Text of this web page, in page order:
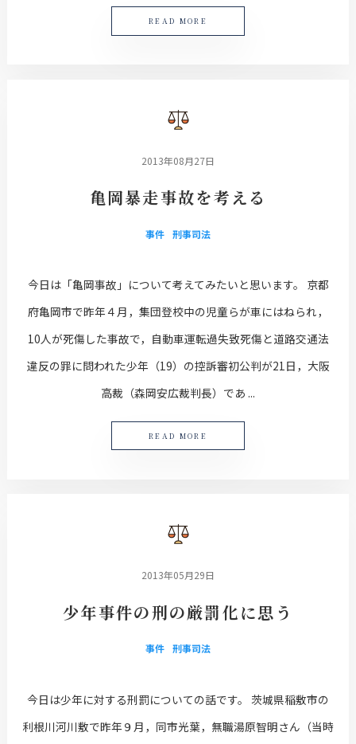
READ MORE
2013年08月27日
亀岡暴走事故を考える
事件 刑事司法
今日は「亀岡事故」について考えてみたいと思います。 京都
府亀岡市で昨年４月，集団登校中の児童らが車にはねられ，
10人が死傷した事故で，自動車運転過失致死傷と道路交通法
違反の罪に問われた少年（19）の控訴審初公判が21日，大阪
高裁（森岡安広裁判長）であ ...
READ MORE
2013年05月29日
少年事件の刑の厳罰化に思う
事件 刑事司法
今日は少年に対する刑罰についての話です。 茨城県稲敷市の
利根川河川敷で昨年９月，同市光葉，無職湯原智明さん（当時